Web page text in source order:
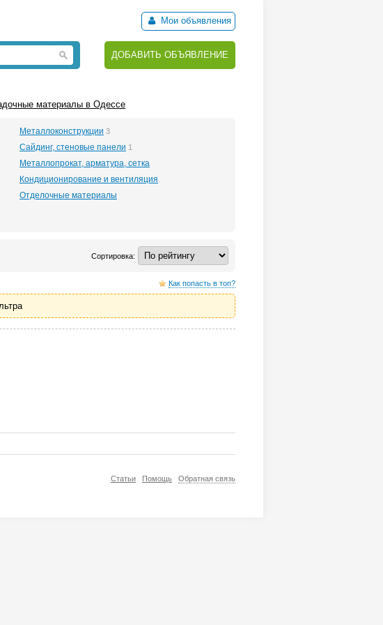
Мои объявления
ДОБАВИТЬ ОБЪЯВЛЕНИЕ
материалы в Одессе
Металлоконструкции 3
Сайдинг, стеновые панели 1
Металлопрокат, арматура, сетка
Кондиционирование и вентиляция
Отделочные материалы
Сортировка:
Как попасть в топ?
Статьи Помощь Обратная связь